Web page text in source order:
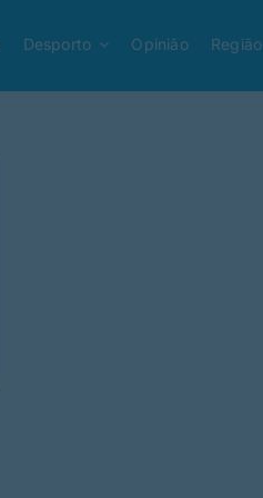
Desporto Opinião Região